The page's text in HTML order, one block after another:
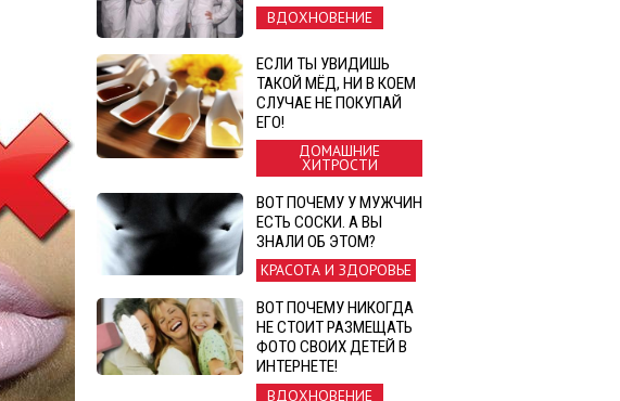
ВДОХНОВЕНИЕ
ЕСЛИ ТЫ УВИДИШЬ
ТАКОЙ МЁД, НИ В КОЕМ
СЛУЧАЕ НЕ ПОКУПАЙ
ЕГО!
ДОМАШНИЕ
ХИТРОСТИ
ВОТ ПОЧЕМУ У МУЖЧИН
ЕСТЬ СОСКИ. А ВЫ
ЗНАЛИ ОБ ЭТОМ?
КРАСОТА И ЗДОРОВЬЕ
ВОТ ПОЧЕМУ НИКОГДА
НЕ СТОИТ РАЗМЕЩАТЬ
ФОТО СВОИХ ДЕТЕЙ В
ИНТЕРНЕТЕ!
ВДОХНОВЕНИЕ